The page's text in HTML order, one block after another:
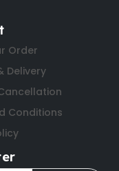
Order
Delivery
Conditions